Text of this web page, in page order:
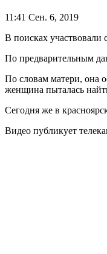
11:41 Сен. 6, 2019
В поисках участвовали
По предварительным
По словам матери, она
женщина пыталась
Сегодня же в
Видео публикует